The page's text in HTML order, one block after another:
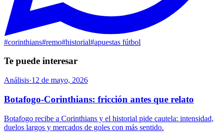
#corinthians#remo#historial#apuestas fútbol
Te puede interesar
Análisis·12 de mayo, 2026
Botafogo-Corinthians: fricción antes que relato
Botafogo recibe a Corinthians y el historial pide cautela: intensidad,
duelos largos y mercados de goles con más sentido.